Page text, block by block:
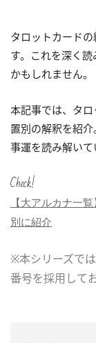
タロットカード
す。これを深く
かもしれません。
本記事では、タ
置別の解釈を紹
事運を読み解いて
Check!
【大アルカナ一
別に紹介
※本シリーズで
番号を採用して